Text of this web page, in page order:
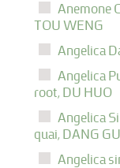
Anemone
TOU WENG
Angelica
Angelica
root, DU HUO
Angelica
quai, DANG
Angelica